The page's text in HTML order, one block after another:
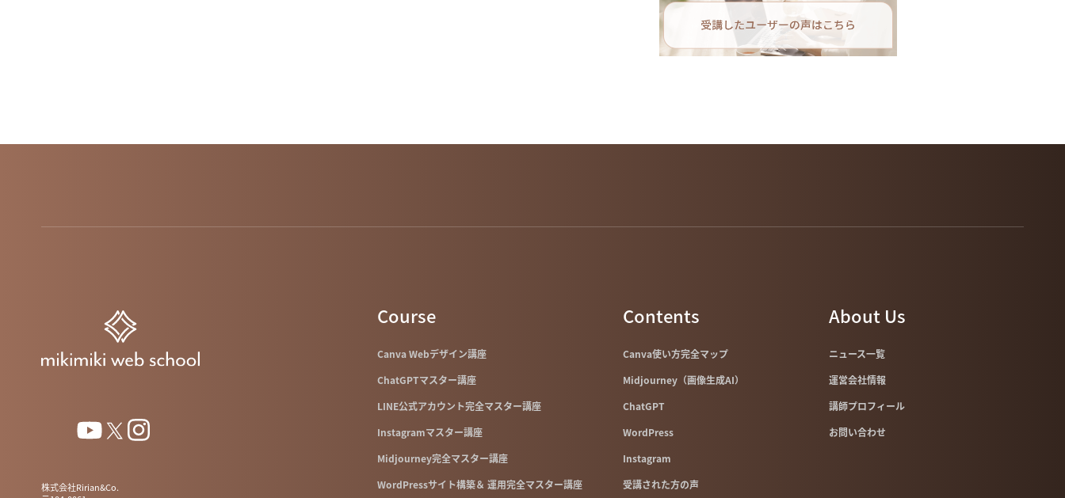
株式会社Ririan&Co.
Course
Canva Webデザイン講座
ChatGPTマスター講座
LINE公式アカウント完全マスター講座
Instagramマスター講座
Midjourney完全マスター講座
WordPressサイト構築＆ 運用完全マスター講座
Contents
Canva使い方完全マップ
Midjourney（画像生成AI）
ChatGPT
WordPress
Instagram
受講された方の声
About Us
ニュース一覧
運営会社情報
講師プロフィール
お問い合わせ